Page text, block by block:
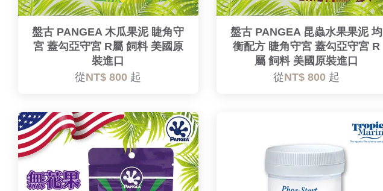
盤古 PANGEA 木瓜果泥 睫角守
宮 蓋勾亞守宮 R屬 飼料 美國原
裝進口
從NT$ 800 起
盤古 PANGEA 昆蟲水果果泥 均
衡配方 睫角守宮 蓋勾亞守宮 R
屬 飼料 美國原裝進口
從NT$ 800 起